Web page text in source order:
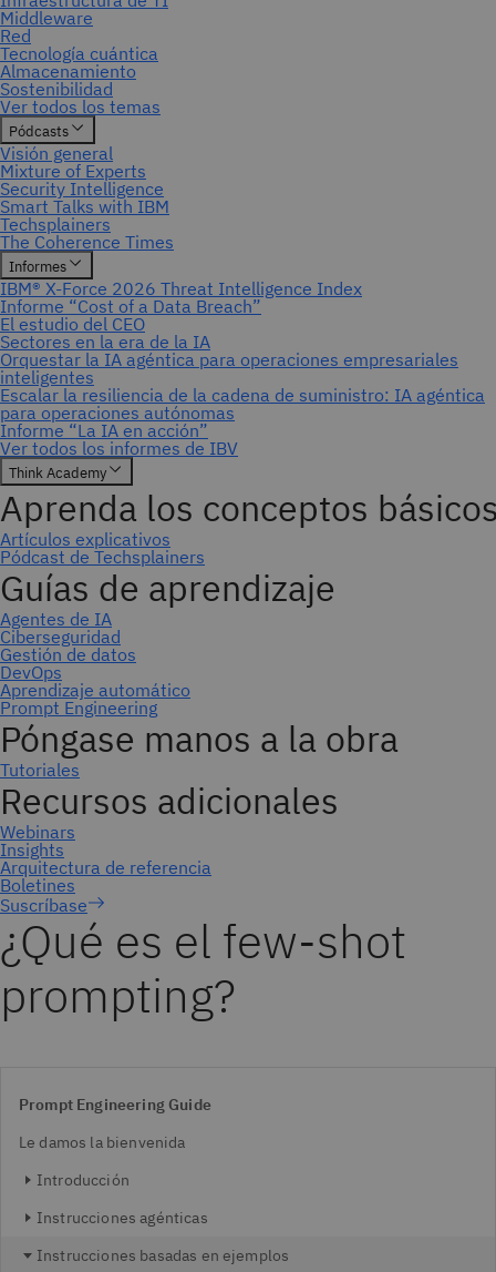
Suscríbase
¿Qué es el few-shot
prompting?
Prompt Engineering Guide
Le damos la bienvenida
Introducción
Instrucciones agénticas
Instrucciones basadas en ejemplos